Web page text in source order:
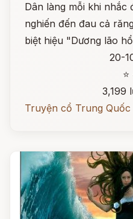
Dân làng mỗi khi nhắc
nghiến đến đau cả
biệt hiệu "Dương lão
20-
3,199
Truyện cổ Trung Quốc